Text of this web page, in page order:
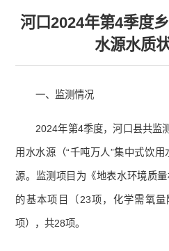
河口2024年第4季度
水源水质
一、监测情况
2024年第4季度，河口县共监
用水水源（“千吨万人”集中式饮
源。监测项目为《地表水环境质
的基本项目（23项，化学需氧
项），共28项。